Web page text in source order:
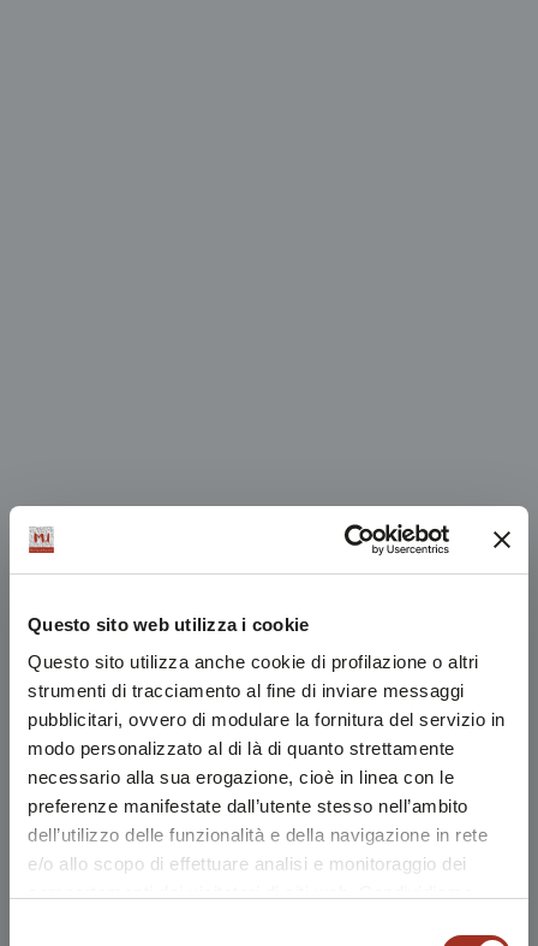
Questo sito web utilizza i cookie
Questo sito utilizza anche cookie di profilazione o altri
strumenti di tracciamento al fine di inviare messaggi
pubblicitari, ovvero di modulare la fornitura del servizio in
modo personalizzato al di là di quanto strettamente
necessario alla sua erogazione, cioè in linea con le
preferenze manifestate dall’utente stesso nell’ambito
dell’utilizzo delle funzionalità e della navigazione in rete
e/o allo scopo di effettuare analisi e monitoraggio dei